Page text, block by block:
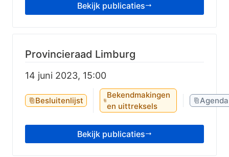
Bekijk publicaties
Provincieraad Limburg
14 juni 2023, 15:00
Besluitenlijst
Bekendmakingen
en uittreksels
Agenda
Bekijk publicaties